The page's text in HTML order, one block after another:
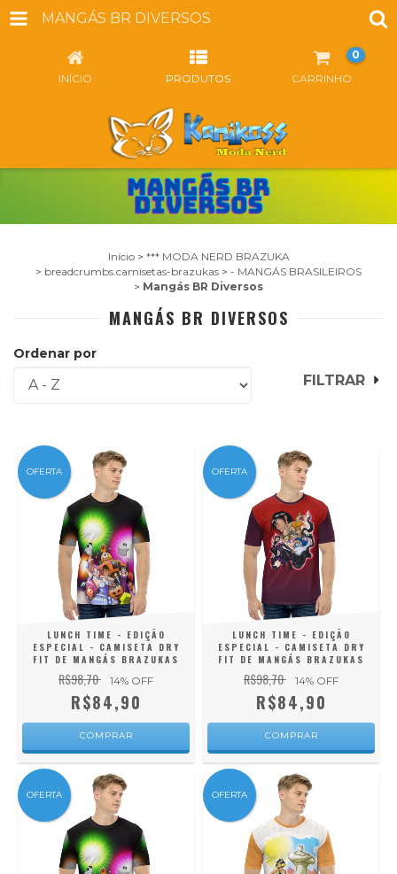
MANGÁS BR DIVERSOS
INÍCIO PRODUTOS CARRINHO
0
Início > *** MODA NERD BRAZUKA
> breadcrumbs.camisetas-brazukas > - MANGÁS BRASILEIROS
> Mangás BR Diversos
MANGÁS BR DIVERSOS
Ordenar por
FILTRAR
OFERTA
LUNCH TIME - EDIÇÃO
ESPECIAL - CAMISETA DRY
FIT DE MANGÁS BRAZUKAS
R$98,70 14% OFF
R$84,90
COMPRAR
OFERTA
LUNCH TIME - EDIÇÃO
ESPECIAL - CAMISETA DRY
FIT DE MANGÁS BRAZUKAS
R$98,70 14% OFF
R$84,90
COMPRAR
OFERTA OFERTA